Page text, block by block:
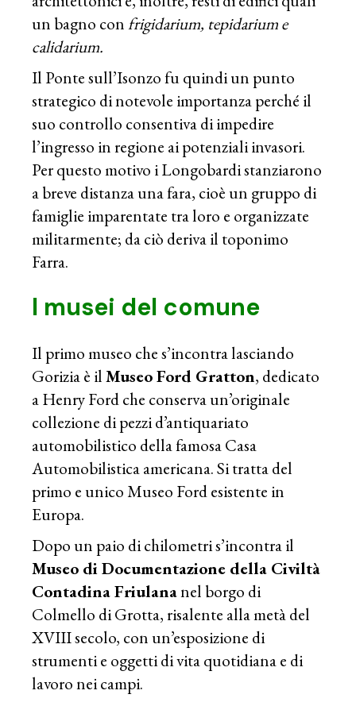
un bagno confrigidarium, tepidarium e
calidarium.
Il Ponte sull’Isonzo fu quindi un punto
strategico di notevole importanza perché il
suo controllo consentiva di impedire
l’ingresso in regione ai potenziali invasori.
Per questo motivo i Longobardi stanziarono
a breve distanza una fara, cioè un gruppo di
famiglie imparentate tra loro e organizzate
militarmente; da ciò deriva il toponimo
Farra.
I musei del comune
Il primo museo che s’incontra lasciando
Gorizia è ilMuseo Ford Gratton, dedicato
a Henry Ford che conserva un’originale
collezione di pezzi d’antiquariato
automobilistico della famosa Casa
Automobilistica americana. Si tratta del
primo e unico Museo Ford esistente in
Europa.
Dopo un paio di chilometri s’incontra il
Museo di Documentazione della Civiltà
Contadina Friulananel borgo di
Colmello di Grotta, risalente alla metà del
XVIII secolo, con un’esposizione di
strumenti e oggetti di vita quotidiana e di
lavoro nei campi.